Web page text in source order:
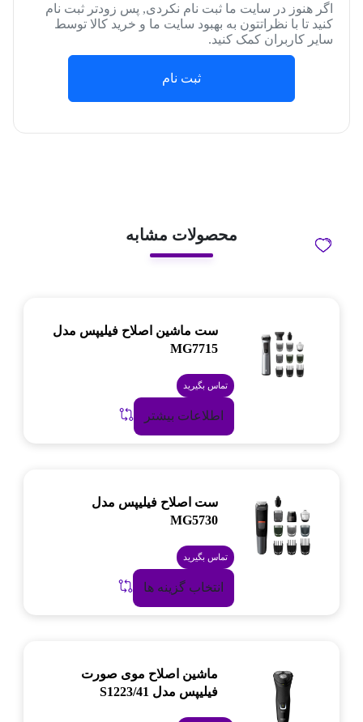
اگر هنوز در سایت ما ثبت نام نکردی, پس زودتر ثبت نام
کنید تا با نظراتتون به بهبود سایت ما و خرید کالا توسط
سایر کاربران کمک کنید.
ثبت نام
محصولات مشابه
ست ماشین اصلاح فیلیپس مدل
MG7715
تماس بگیرید
اطلاعات بیشتر
ست اصلاح فیلیپس مدل
MG5730
تماس بگیرید
انتخاب گزینه ها
ماشین اصلاح موی صورت
فیلیپس مدل S1223/41